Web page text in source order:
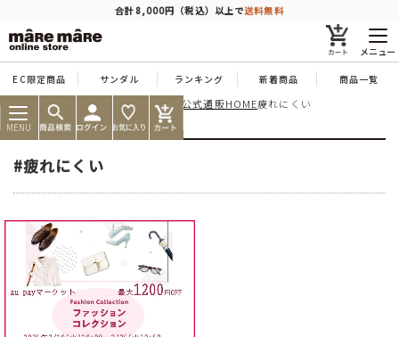
合計8,000円（税込）以上で送料無料
メニュー
EC限定商品 サンダル ランキング 新着商品 商品一覧
MENU
痛くならない靴ならマーレマーレ公式通販HOME疲れにくい
#疲れにくい
商品を探す
人気ワード #コンフォート #パンプス #スニーカー #ブーツ
タイプ
カテゴリー
特徴